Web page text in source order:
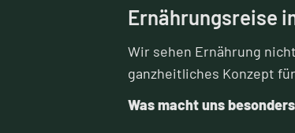
Ernährungsreise
Wir sehen Ernährung
ganzheitliches Konzept
Was macht uns